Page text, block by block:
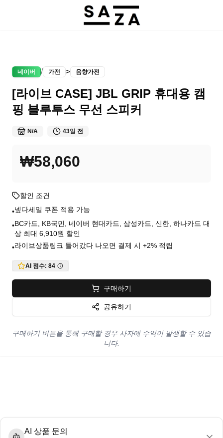
네이버 / 가전 > 음향가전
[라이브 CASE] JBL GRIP 휴대용 캠
핑 블루투스 무선 스피커
N/A 43일 전
₩58,060
할인 조건
•넾다세일 쿠폰 적용 가능
•BC카드, KB국민, 네이버 현대카드, 삼성카드, 신한, 하나카드 대
상 최대 6,910원 할인
•라이브상품링크 들어갔다 나오면 결제 시 +2% 적립
AI 점수: 84
구매하기
공유하기
구매하기 버튼을 통해 구매할 경우 사자에 수익이 발생할 수 있습
니다.
AI 상품 문의